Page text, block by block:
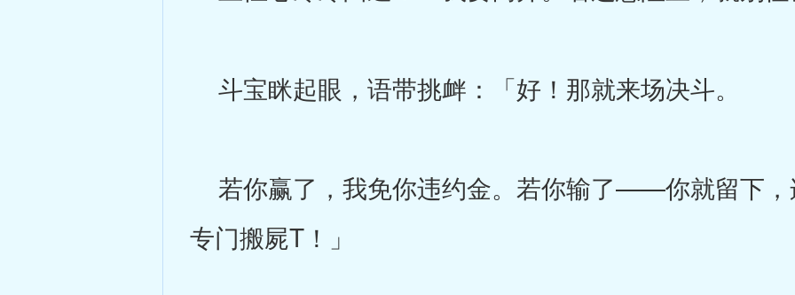
斗宝眯起眼，语带挑衅：「好！那就来场决斗。
若你赢了，我免你违约金。若你输了——你就留下，
专门搬屍T！」